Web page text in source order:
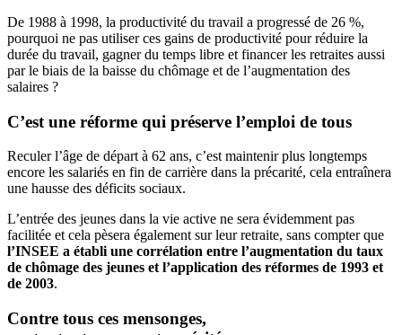
De 1988 à 1998, la productivité du travail a progressé de 26 %,
pourquoi ne pas utiliser ces gains de productivité pour réduire la
durée du travail, gagner du temps libre et financer les retraites aussi
par le biais de la baisse du chômage et de l’augmentation des
salaires ?
C’est une réforme qui préserve l’emploi de tous
Reculer l’âge de départ à 62 ans, c’est maintenir plus longtemps
encore les salariés en fin de carrière dans la précarité, cela entraînera
une hausse des déficits sociaux.
L’entrée des jeunes dans la vie active ne sera évidemment pas
facilitée et cela pèsera également sur leur retraite, sans compter que
l’INSEE a établi une corrélation entre l’augmentation du taux
de chômage des jeunes et l’application des réformes de 1993 et
de 2003.
Contre tous ces mensonges,